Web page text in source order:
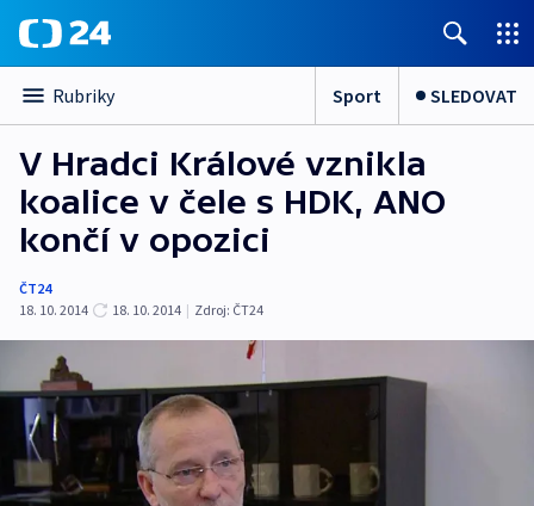
Rubriky Sport SLEDOVAT
V Hradci Králové vznikla
koalice v čele s HDK, ANO
končí v opozici
ČT24
18. 10. 2014
18. 10. 2014 | Zdroj: ČT24